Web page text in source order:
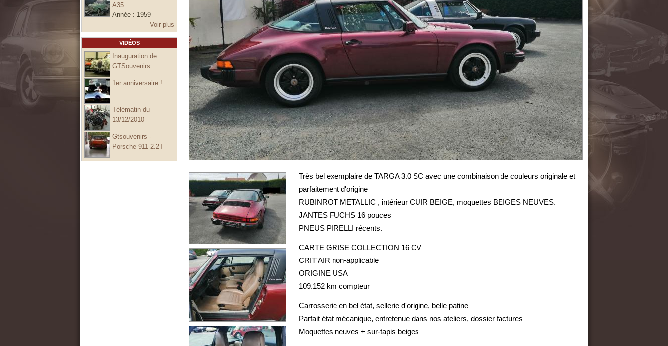
A35
Année : 1959
Voir plus
VIDÉOS
Inauguration de
GTSouvenirs
1er anniversaire !
Télématin du
13/12/2010
Gtsouvenirs -
Porsche 911 2.2T
Très bel exemplaire de TARGA 3.0 SC avec une combinaison de couleurs originale et
parfaitement d'origine
RUBINROT METALLIC , intérieur CUIR BEIGE, moquettes BEIGES NEUVES.
JANTES FUCHS 16 pouces
PNEUS PIRELLI récents.
CARTE GRISE COLLECTION 16 CV
CRIT'AIR non-applicable
ORIGINE USA
109.152 km compteur
Carrosserie en bel état, sellerie d'origine, belle patine
Parfait état mécanique, entretenue dans nos ateliers, dossier factures
Moquettes neuves + sur-tapis beiges